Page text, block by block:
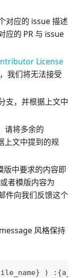
对应的 issue 描述
应的 PR 与 issue
License
我们将无法接受
支，并根据上文中
请将多余的
上文中提到的规
版中要求的内容即
者模版内容为
件向我们反馈这个
风格保持
)